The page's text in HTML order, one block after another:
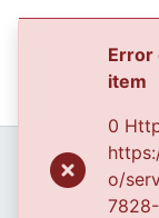
Home
Error
item
0
o/